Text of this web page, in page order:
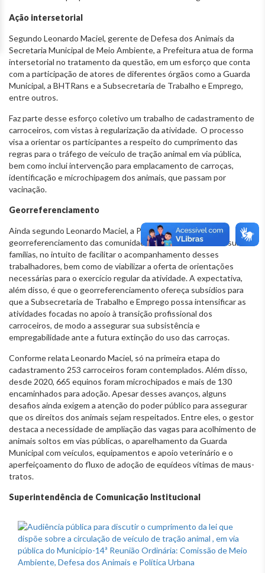
Ação intersetorial
Segundo Leonardo Maciel, gerente de Defesa dos Animais da
Secretaria Municipal de Meio Ambiente, a Prefeitura atua de forma
intersetorial no tratamento da questão, em um esforço que conta
com a participação de atores de diferentes órgãos como a Guarda
Municipal, a BHTRans e a Subsecretaria de Trabalho e Emprego,
entre outros.
Faz parte desse esforço coletivo um trabalho de cadastramento de
carroceiros, com vistas à regularização da atividade. O processo
visa a orientar os participantes a respeito do cumprimento das
regras para o tráfego de veículo de tração animal em via pública,
bem como inclui intervenção para emplacamento de carroças,
identificação e microchipagem dos animais, que passam por
vacinação.
Georreferenciamento
Ainda segundo Leonardo Maciel, a PBH tem atuado no
georreferenciamento das comunidades de carroceiros e de suas
famílias, no intuito de facilitar o acompanhamento desses
trabalhadores, bem como de viabilizar a oferta de orientações
necessárias para o exercício regular da atividade. A expectativa,
além disso, é que o georreferenciamento ofereça subsídios para
que a Subsecretaria de Trabalho e Emprego possa intensificar as
atividades focadas no apoio à transição profissional dos
carroceiros, de modo a assegurar sua subsistência e
empregabilidade ante a futura extinção do uso das carroças.
Conforme relata Leonardo Maciel, só na primeira etapa do
cadastramento 253 carroceiros foram contemplados. Além disso,
desde 2020, 665 equinos foram microchipados e mais de 130
encaminhados para adoção. Apesar desses avanços, alguns
desafios ainda exigem a atenção do poder público para assegurar
que os direitos dos animais sejam respeitados. Entre eles, o gestor
destaca a necessidade de ampliação das vagas para acolhimento de
animais soltos em vias públicas, o aparelhamento da Guarda
Municipal com veículos, equipamentos e apoio veterinário e o
aperfeiçoamento do fluxo de adoção de equídeos vítimas de maus-
tratos.
Superintendência de Comunicação Institucional